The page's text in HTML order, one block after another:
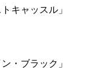
キャッスル」
・ブラック」